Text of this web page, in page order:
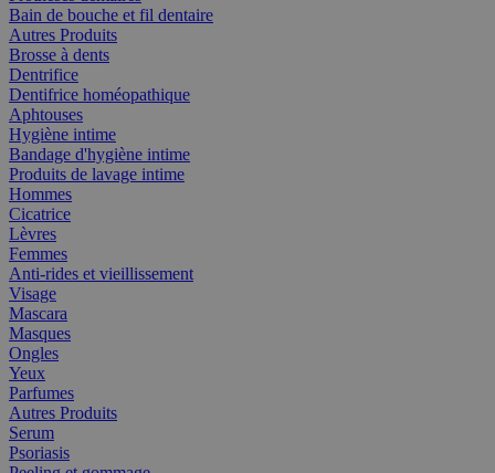
Bain de bouche et fil dentaire
Autres Produits
Brosse à dents
Dentrifice
Dentifrice homéopathique
Aphtouses
Hygiène intime
Bandage d'hygiène intime
Produits de lavage intime
Hommes
Cicatrice
Lèvres
Femmes
Anti-rides et vieillissement
Visage
Mascara
Masques
Ongles
Yeux
Parfumes
Autres Produits
Serum
Psoriasis